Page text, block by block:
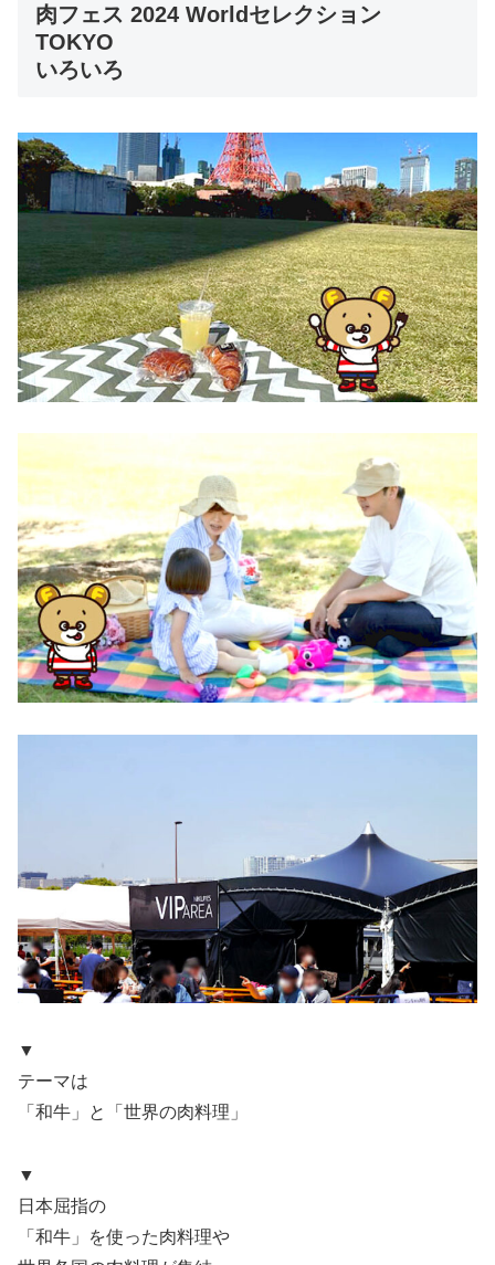
肉フェス 2024 Worldセレクション
TOKYO
いろいろ
▼
テーマは
「和牛」と「世界の肉料理」
▼
日本屈指の
「和牛」を使った肉料理や